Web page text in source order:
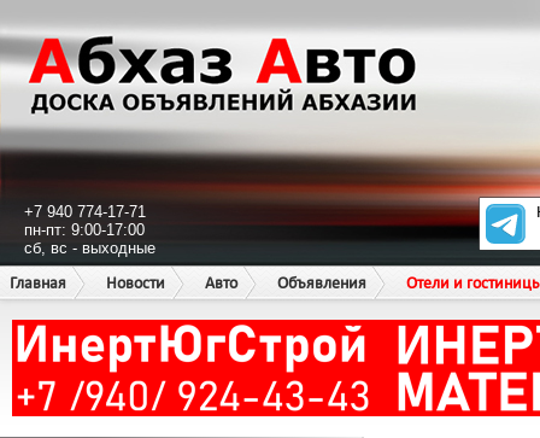
+7 940 774-17-71
пн-пт: 9:00-17:00
сб, вс - выходные
Главная
Новости Авто Объявления Отели и